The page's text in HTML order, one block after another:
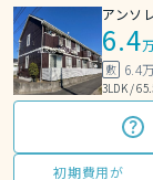
アンソ
6.4
敷 6.4
3LDK /
初期費用が